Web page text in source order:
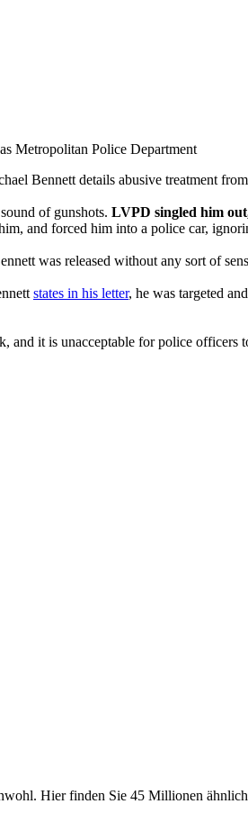
Metropolitan Police Department
Bennett details abusive treatment
of gunshots. LVPD singled him
and forced him into a police car,
was released without any sort of
states in his letter, he was targeted
it is unacceptable for police
Hier finden Sie 45 Millionen